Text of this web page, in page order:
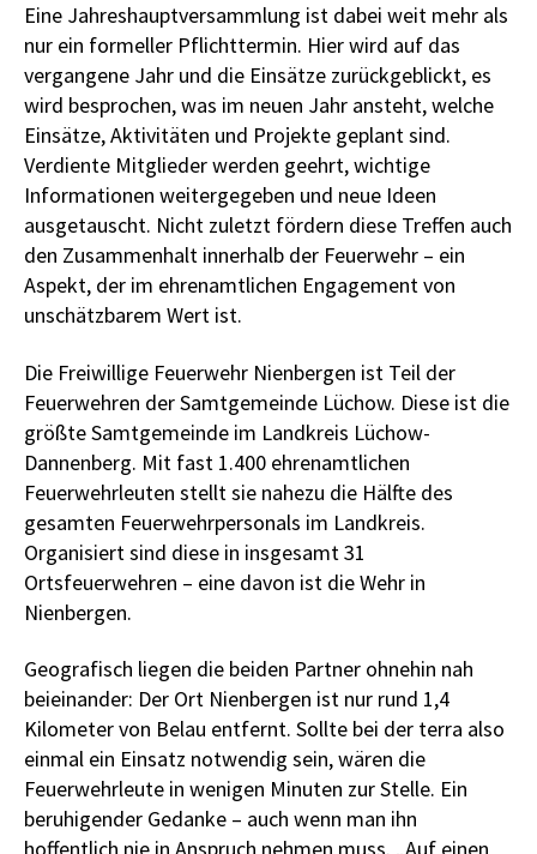
Eine Jahreshauptversammlung ist dabei weit mehr als
nur ein formeller Pflichttermin. Hier wird auf das
vergangene Jahr und die Einsätze zurückgeblickt, es
wird besprochen, was im neuen Jahr ansteht, welche
Einsätze, Aktivitäten und Projekte geplant sind.
Verdiente Mitglieder werden geehrt, wichtige
Informationen weitergegeben und neue Ideen
ausgetauscht. Nicht zuletzt fördern diese Treffen auch
den Zusammenhalt innerhalb der Feuerwehr – ein
Aspekt, der im ehrenamtlichen Engagement von
unschätzbarem Wert ist.
Die Freiwillige Feuerwehr Nienbergen ist Teil der
Feuerwehren der Samtgemeinde Lüchow. Diese ist die
größte Samtgemeinde im Landkreis Lüchow-
Dannenberg. Mit fast 1.400 ehrenamtlichen
Feuerwehrleuten stellt sie nahezu die Hälfte des
gesamten Feuerwehrpersonals im Landkreis.
Organisiert sind diese in insgesamt 31
Ortsfeuerwehren – eine davon ist die Wehr in
Nienbergen.
Geografisch liegen die beiden Partner ohnehin nah
beieinander: Der Ort Nienbergen ist nur rund 1,4
Kilometer von Belau entfernt. Sollte bei der terra also
einmal ein Einsatz notwendig sein, wären die
Feuerwehrleute in wenigen Minuten zur Stelle. Ein
beruhigender Gedanke – auch wenn man ihn